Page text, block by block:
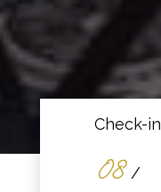
Check-in
08 /